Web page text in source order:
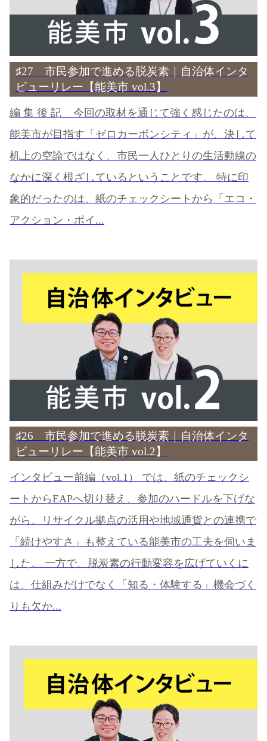
♯27 市民参加で進める脱炭素｜自治体インタ
ビューリレー【能美市 vol.3】
編 集 後 記 今回の取材を通じて強く感じたのは、
能美市が目指す「ゼロカーボンシティ」が、決して
机上の空論ではなく、市民一人ひとりの生活動線の
なかに深く根ざしているということです。 特に印
象的だったのは、紙のチェックシートから「エコ・
アクション・ポイ...
♯26 市民参加で進める脱炭素｜自治体インタ
ビューリレー【能美市 vol.2】
インタビュー前編（vol.1） では、紙のチェックシ
ートからEAPへ切り替え、参加のハードルを下げな
がら、リサイクル拠点の活用や地域通貨との連携で
「続けやすさ」も整えている能美市の工夫を伺いま
した。 一方で、脱炭素の行動変容を広げていくに
は、仕組みだけでなく「知る・体験する」機会づく
りも欠か...